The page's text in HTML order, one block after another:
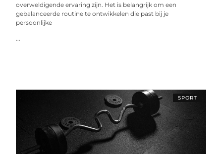
overweldigende ervaring zijn. Het is belangrijk om een
gebalanceerde routine te ontwikkelen die past bij je
persoonlijke
...
SPORT